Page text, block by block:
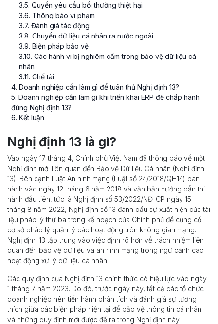
3.5. Quyền yêu cầu bồi thường thiệt hại
3.6. Thông báo vi phạm
3.7. Đánh giá tác động
3.8. Chuyển dữ liệu cá nhân ra nước ngoài
3.9. Biện pháp bảo vệ
3.10. Các hành vi bị nghiêm cấm trong bảo vệ dữ liệu cá
nhân
3.11. Chế tài
4. Doanh nghiệp cần làm gì để tuân thủ Nghị định 13?
5. Doanh nghiệp cần làm gì khi triển khai ERP để chấp hành
đúng Nghị định 13?
6. Kết luận
Nghị định 13 là gì?
Vào ngày 17 tháng 4, Chính phủ Việt Nam đã thông báo về một
Nghị định mới liên quan đến Bảo vệ Dữ liệu Cá nhân (Nghị định
13). Bên cạnh Luật An ninh mạng (Luật số 24/2018/QH14) ban
hành vào ngày 12 tháng 6 năm 2018 và văn bản hướng dẫn thi
hành đầu tiên, tức là Nghị định số 53/2022/NĐ-CP ngày 15
tháng 8 năm 2022, Nghị định số 13 đánh dấu sự xuất hiện của tài
liệu pháp lý thứ ba trong kế hoạch của Chính phủ để củng cố
cơ sở pháp lý quản lý các hoạt động trên không gian mạng.
Nghị định 13 tập trung vào việc định rõ hơn về trách nhiệm liên
quan đến bảo vệ dữ liệu và an ninh mạng trong ngữ cảnh các
hoạt động xử lý dữ liệu cá nhân.
Các quy định của Nghị định 13 chính thức có hiệu lực vào ngày
1 tháng 7 năm 2023. Do đó, trước ngày này, tất cả các tổ chức
doanh nghiệp nên tiến hành phân tích và đánh giá sự tương
thích giữa các biện pháp hiện tại để bảo vệ thông tin cá nhân
và những quy định mới được đề ra trong Nghị định này.